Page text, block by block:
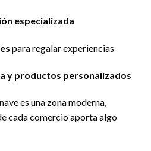
especializada
para regalar experiencias
y productos personalizados
es una zona moderna,
cada comercio aporta algo